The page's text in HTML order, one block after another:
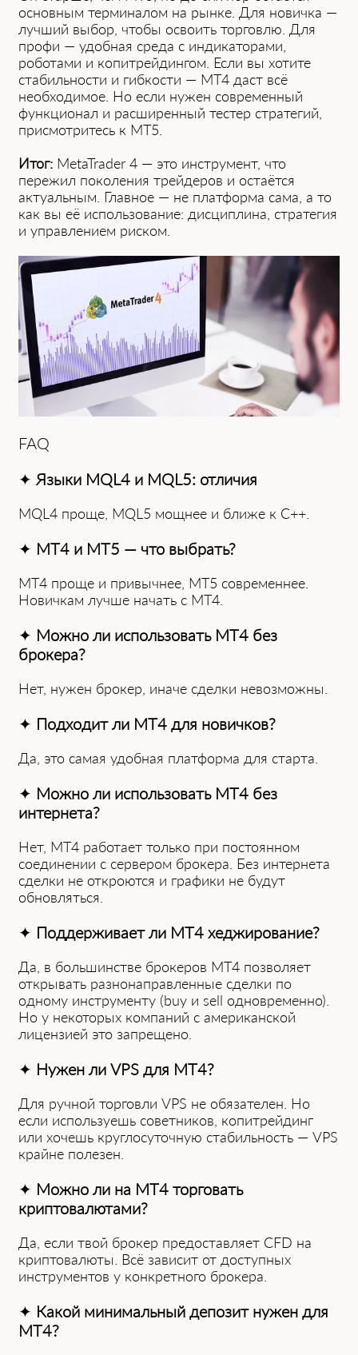
основным терминалом на рынке. Для новичка —
лучший выбор, чтобы освоить торговлю. Для
профи — удобная среда с индикаторами,
роботами и копитрейдингом. Если вы хотите
стабильности и гибкости — MT4 даст всё
необходимое. Но если нужен современный
функционал и расширенный тестер стратегий,
присмотритесь к MT5.
Итог: MetaTrader 4 — это инструмент, что
͏пережил поколения трейдеров и остаётся
актуальным. Гла͏вное — не платформа сам͏а, а то
как вы её использование: дисциплина, стратегия
и уп͏равлением риском.
FAQ
✦ Языки MQL4 и MQL5: отличия
MQL4 проще, MQL5 мощнее и ближе к C++.
✦ MT4 и MT5 — что выбрать?
MT4 проще и привычнее, MT5 современнее.
Новичкам лучше начать с MT4.
✦ Можно ли использовать MT4 без
брокера?
Нет, нужен брокер, иначе сделки невозможны.
✦ Подходит ли MT4 для новичков?
Да, это самая удобная платформа для старта.
✦ Можно ли использовать MT4 без
интернета?
Нет, MT4 работает только при постоянном
соединении с сервером брокера. Без интернета
сделки не откроются и графики не будут
обновляться.
✦ Поддерживает ли MT4 хеджирование?
Да, в большинстве брокеров MT4 позволяет
открывать разнонаправленные сделки по
одному инструменту (buy и sell одновременно).
Но у некоторых компаний с американской
лицензией это запрещено.
✦ Нужен ли VPS для MT4?
Для ручной торговли VPS не обязателен. Но
если используешь советников, копитрейдинг
или хочешь круглосуточную стабильность — VPS
крайне полезен.
✦ Можно ли на MT4 торговать
криптовалютами?
Да, если твой брокер предоставляет CFD на
криптовалюты. Всё зависит от доступных
инструментов у конкретного брокера.
✦ Какой минимальный депозит нужен для
MT4?